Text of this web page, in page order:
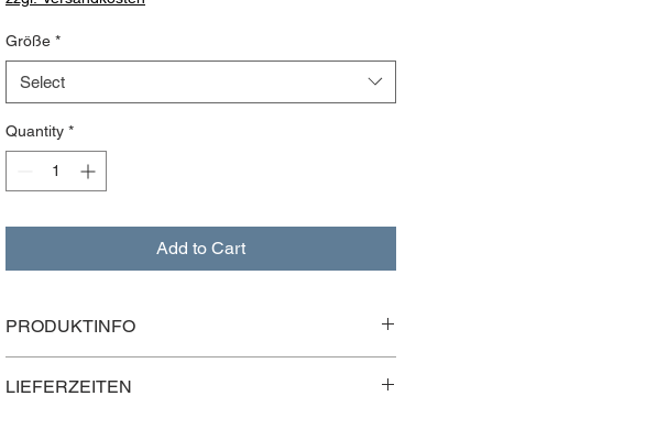
Größe *
Select
Quantity *
Add to Cart
PRODUKTINFO
LIEFERZEITEN